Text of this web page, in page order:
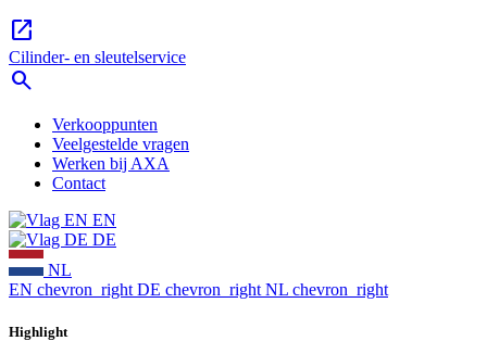
open_in_new
Cilinder- en sleutelservice
search
Verkooppunten
Veelgestelde vragen
Werken bij AXA
Contact
EN
DE
NL
EN chevron_right DE chevron_right NL chevron_right
Highlight